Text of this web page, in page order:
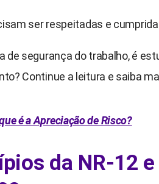
ser respeitadas e
de segurança do trabalho, é
Continue a leitura e saiba
é a Apreciação de Risco?
da NR-12